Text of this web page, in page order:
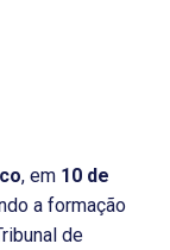
, em 10 de
a formação
de